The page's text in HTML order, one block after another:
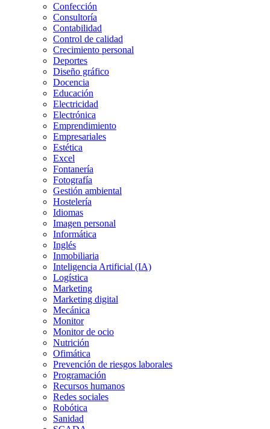
Confección
Consultoría
Contabilidad
Control de calidad
Crecimiento personal
Deportes
Diseño gráfico
Docencia
Educación
Electricidad
Electrónica
Emprendimiento
Empresariales
Estética
Excel
Fontanería
Fotografía
Gestión ambiental
Hostelería
Idiomas
Imagen personal
Informática
Inglés
Inmobiliaria
Inteligencia Artificial (IA)
Logística
Marketing
Marketing digital
Mecánica
Monitor
Monitor de ocio
Nutrición
Ofimática
Prevención de riesgos laborales
Programación
Recursos humanos
Redes sociales
Robótica
Sanidad